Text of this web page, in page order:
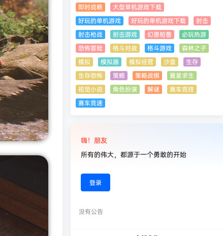
即时战略
大型单机游戏下载
好玩的单机游戏
好玩的单机游戏下载
射击
射击枪战
射击游戏 幻兽帕鲁
必玩热游
恐怖冒险
格斗对战 格斗游戏
森林之子
模拟
模拟器 模拟经营 沙盒
生存
生存恐怖
策略 策略战棋
翼星求生
视觉小说
角色扮演 解谜
赛车竞技
赛车竞速
嗨！朋友
所有的伟大，都源于一个勇敢的开始
登录
没有公告